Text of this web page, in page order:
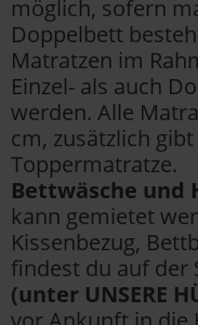
möglich, sofern
Doppelbett
Matratzen im
Einzel- als auch
werden. Alle
cm, zusätzlich
Toppermatratze.
Bettwäsche und
kann gemietet
Kissenbezug,
findest du auf der
(unter UNSERE